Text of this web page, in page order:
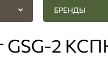
БРЕНДЫ
GSG-2